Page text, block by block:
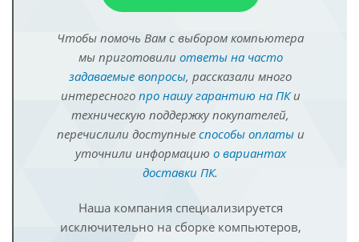
Чтобы помочь Вам с выбором компьютера
мы приготовили ответы на часто
задаваемые вопросы, рассказали много
интересного про нашу гарантию на ПКи
техническую поддержку покупателей,
перечислили доступные способы оплатыи
уточнили информацию о вариантах
доставки ПК.
Наша компания специализируется
исключительно на сборке компьютеров,